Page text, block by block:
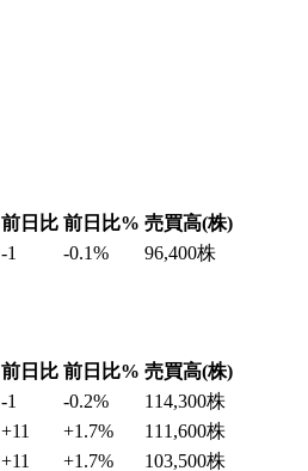
前日比 前日比% 売買高(株)
-1 -0.1% 96,400株
前日比 前日比% 売買高(株)
-1 -0.2% 114,300株
+11 +1.7% 111,600株
+11 +1.7% 103,500株